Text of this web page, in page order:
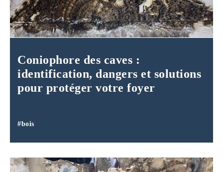
Coniophore des caves :
identification, dangers et solutions
pour protéger votre foyer
#bois